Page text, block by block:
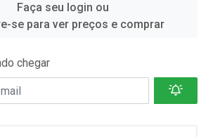
Faça seu login ou
se para ver preços e comprar
chegar